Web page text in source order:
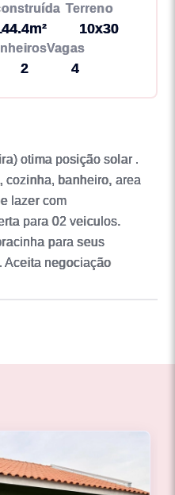
Terreno
10x30
2
Vagas
4
otima posição solar .
cozinha, banheiro, area
lazer com
para 02 veiculos.
para seus
Aceita negociação